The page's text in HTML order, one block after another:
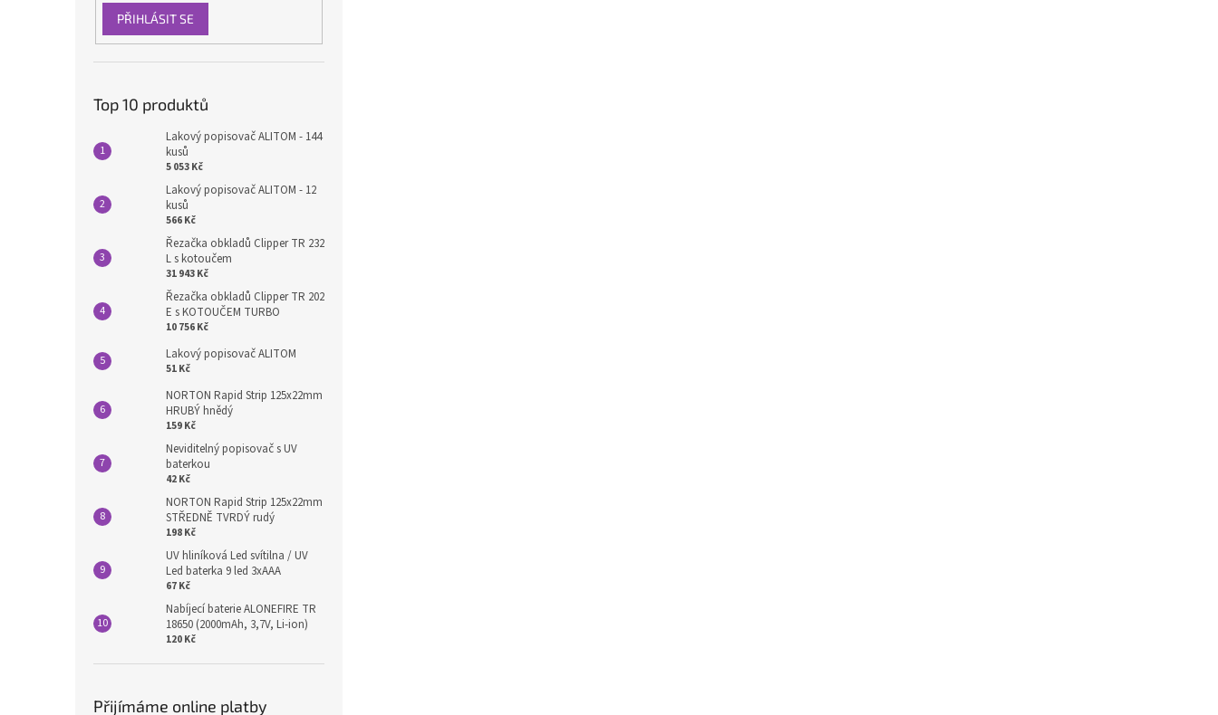
PŘIHLÁSIT SE
Top 10 produktů
Lakový popisovač ALITOM - 144
kusů
5 053 Kč
Lakový popisovač ALITOM - 12
kusů
566 Kč
Řezačka obkladů Clipper TR 232
L s kotoučem
31 943 Kč
Řezačka obkladů Clipper TR 202
E s KOTOUČEM TURBO
10 756 Kč
Lakový popisovač ALITOM
51 Kč
NORTON Rapid Strip 125x22mm
HRUBÝ hnědý
159 Kč
Neviditelný popisovač s UV
baterkou
42 Kč
NORTON Rapid Strip 125x22mm
STŘEDNĚ TVRDÝ rudý
198 Kč
UV hliníková Led svítilna / UV
Led baterka 9 led 3xAAA
67 Kč
Nabíjecí baterie ALONEFIRE TR
18650 (2000mAh, 3,7V, Li-ion)
120 Kč
Přijímáme online platby